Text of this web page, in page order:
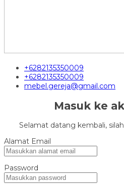
+6282135350009
+6282135350009
mebel.gereja@gmail.com
Masuk ke
Selamat datang kembali,
Alamat Email
Password